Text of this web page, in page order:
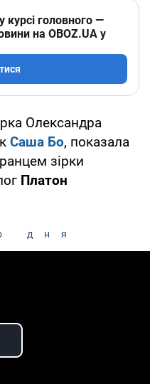
головного —
на OBOZ.UA у
Олександра
Саша Бо, показала
зірки
Платон
дня
Video